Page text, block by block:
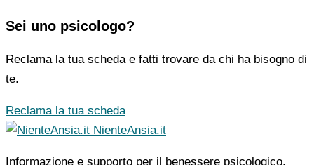
Sei uno psicologo?
Reclama la tua scheda e fatti trovare da chi ha bisogno di
te.
Reclama la tua scheda
NienteAnsia.it
Informazione e supporto per il benessere psicologico.